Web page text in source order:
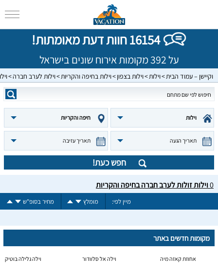
16154 חוות דעת מאומתות!
על 392 מקומות אירוח שונים בישראל
וקיישן – עמוד הבית וילות וילות בצפון וילות בחיפה והקריות וילות לערב חברה
וילות חיפה והקריות
תאריך הגעה תאריך עזיבה
חפש כעת!
0וילות זולות לערב חברה בחיפה והקריות
מיין לפי: מומלץ מחיר בסופ"ש
מקומות חדשים באתר
אחוזת קאזה מיה וילה אל סלוודור וילה גלילה בוטיק